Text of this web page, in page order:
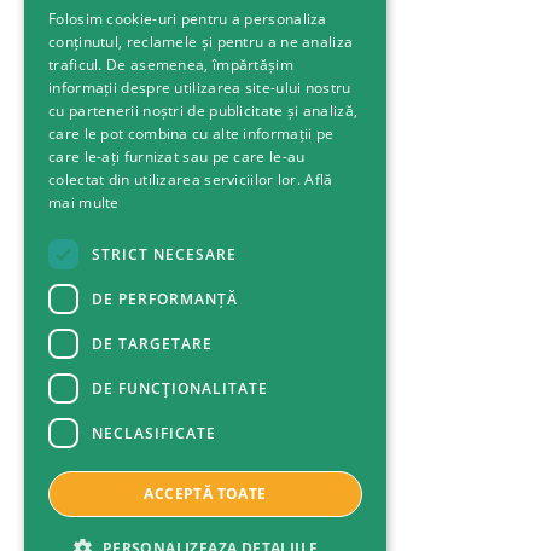
Folosim cookie-uri pentru a personaliza
conținutul, reclamele și pentru a ne analiza
traficul. De asemenea, împărtășim
informații despre utilizarea site-ului nostru
cu partenerii noștri de publicitate și analiză,
care le pot combina cu alte informații pe
care le-ați furnizat sau pe care le-au
colectat din utilizarea serviciilor lor.Află
mai multe
STRICT NECESARE
DE PERFORMANȚĂ
DE TARGETARE
DE FUNCŢIONALITATE
NECLASIFICATE
ACCEPTĂ TOATE